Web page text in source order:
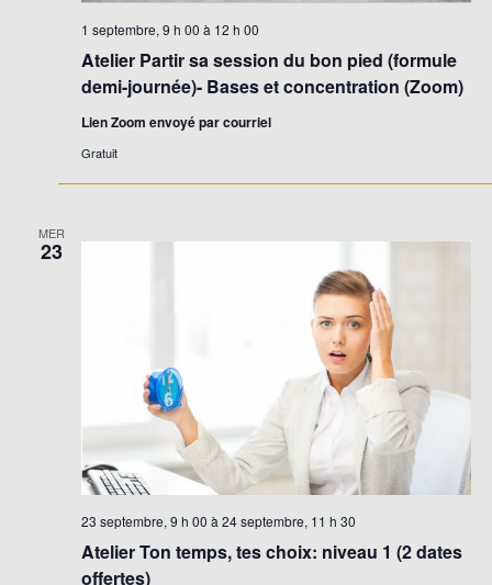
Atelier Partir sa session du bon pied (formule
demi-journée)- Bases et concentration (Zoom)
1 septembre, 9 h 00 à 12 h 00
Lien Zoom envoyé par courriel
Gratuit
MER
23
Atelier Ton temps, tes choix: niveau 1 (2 dates
offertes)
23 septembre, 9 h 00 à 24 septembre, 11 h 30